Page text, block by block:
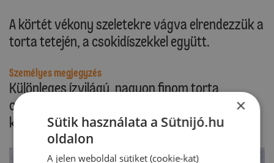
A körtét vékony szeletekre vágva elrendezzük a
torta tetején, a csokidíszekkel együtt.
Személyes megjegyzés
Különleges ízvilágú, nagyon finom torta,
csokoládés tészta, selymes-fűszeres
körtekrémmel.
×
Sütik használata a Sütnijó.hu
oldalon
A jelen weboldal sütiket (cookie-kat)